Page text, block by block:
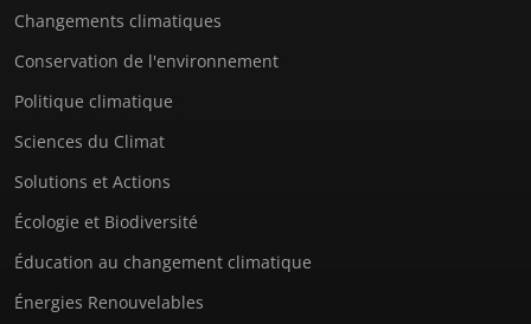
Changements climatiques
Conservation de l'environnement
Politique climatique
Sciences du Climat
Solutions et Actions
Écologie et Biodiversité
Éducation au changement climatique
Énergies Renouvelables